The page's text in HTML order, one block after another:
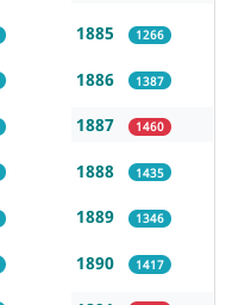
1885 1266
1886 1387
1887 1460
1888 1435
1889 1346
1890 1417